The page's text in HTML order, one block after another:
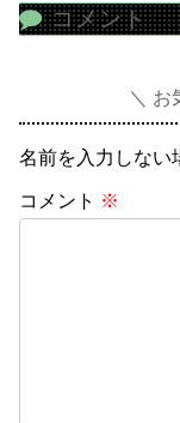
コメント
お
名前を入力しない
コメント ※